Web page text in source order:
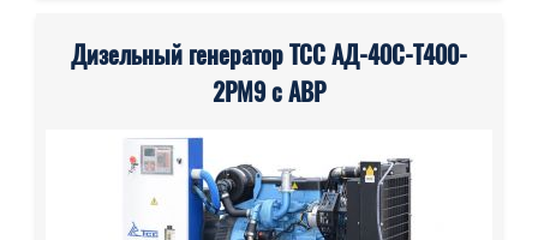
Дизельный генератор ТСС АД-40С-Т400-
2РМ9 с АВР